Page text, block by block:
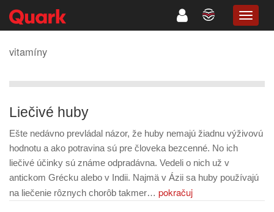
vitamíny
Liečivé huby
Ešte nedávno prevládal názor, že huby nemajú žiadnu výživovú
hodnotu a ako potravina sú pre človeka bezcenné. No ich
liečivé účinky sú známe odpradávna. Vedeli o nich už v
antickom Grécku alebo v Indii. Najmä v Ázii sa huby používajú
na liečenie rôznych chorôb takmer… pokračuj